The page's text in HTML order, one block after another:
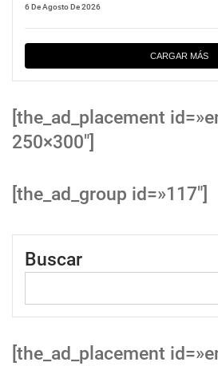
6 De Agosto De 2026
CARGAR MÁS
[the_ad_placement
250×300″]
[the_ad_group id=»117″]
Buscar
[the_ad_placement